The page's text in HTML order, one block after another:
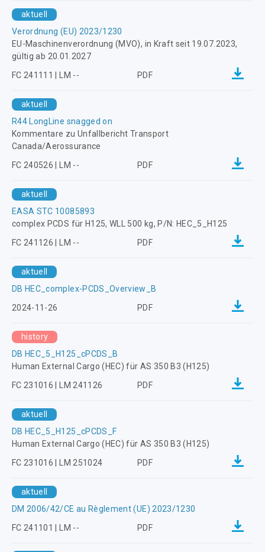
aktuell
Verordnung (EU) 2023/1230
EU-Maschinenverordnung (MVO), in Kraft seit 19.07.2023,
gültig ab 20.01.2027
FC 241111 | LM --
PDF
aktuell
R44 LongLine snagged on
Kommentare zu Unfallbericht Transport
Canada/Aerossurance
FC 240526 | LM --
PDF
aktuell
EASA STC 10085893
complex PCDS für H125, WLL 500 kg, P/N: HEC_5_H125
FC 241126 | LM --
PDF
aktuell
DB HEC_complex-PCDS_Overview_B
2024-11-26
PDF
history
DB HEC_5_H125_cPCDS_B
Human External Cargo (HEC) für AS 350 B3 (H125)
FC 231016 | LM 241126
PDF
aktuell
DB HEC_5_H125_cPCDS_F
Human External Cargo (HEC) für AS 350 B3 (H125)
FC 231016 | LM 251024
PDF
aktuell
DM 2006/42/CE au Règlement (UE) 2023/1230
FC 241101 | LM --
PDF